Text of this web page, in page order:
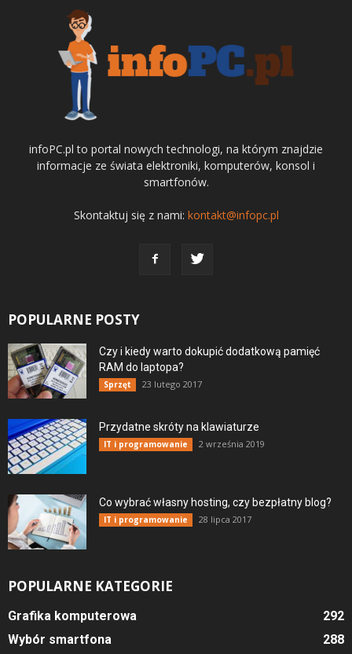
infoPC.pl to portal nowych technologi, na którym znajdzie
informacje ze świata elektroniki, komputerów, konsol i
smartfonów.
Skontaktuj się z nami: kontakt@infopc.pl
POPULARNE POSTY
Czy i kiedy warto dokupić dodatkową pamięć
RAM do laptopa?
Sprzęt 23 lutego 2017
Przydatne skróty na klawiaturze
IT i programowanie 2 września 2019
Co wybrać własny hosting, czy bezpłatny blog?
IT i programowanie 28 lipca 2017
POPULARNE KATEGORIE
Grafika komputerowa
292
Wybór smartfona
288